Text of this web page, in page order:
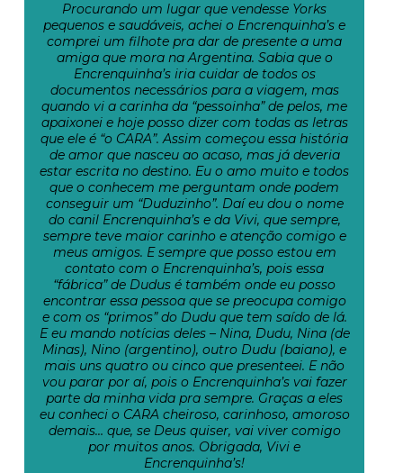
Procurando um lugar que vendesse Yorks
pequenos e saudáveis, achei o Encrenquinha’s e
comprei um filhote pra dar de presente a uma
amiga que mora na Argentina. Sabia que o
Encrenquinha’s iria cuidar de todos os
documentos necessários para a viagem, mas
quando vi a carinha da “pessoinha” de pelos, me
apaixonei e hoje posso dizer com todas as letras
que ele é “o CARA”. Assim começou essa história
de amor que nasceu ao acaso, mas já deveria
estar escrita no destino. Eu o amo muito e todos
que o conhecem me perguntam onde podem
conseguir um “Duduzinho”. Daí eu dou o nome
do canil Encrenquinha’s e da Vivi, que sempre,
sempre teve maior carinho e atenção comigo e
meus amigos. E sempre que posso estou em
contato com o Encrenquinha’s, pois essa
“fábrica” de Dudus é também onde eu posso
encontrar essa pessoa que se preocupa comigo
e com os “primos” do Dudu que tem saído de lá.
E eu mando notícias deles – Nina, Dudu, Nina (de
Minas), Nino (argentino), outro Dudu (baiano), e
mais uns quatro ou cinco que presenteei. E não
vou parar por aí, pois o Encrenquinha’s vai fazer
parte da minha vida pra sempre. Graças a eles
eu conheci o CARA cheiroso, carinhoso, amoroso
demais… que, se Deus quiser, vai viver comigo
por muitos anos. Obrigada, Vivi e
Encrenquinha’s!